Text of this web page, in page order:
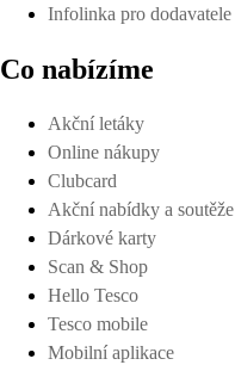
Infolinka pro dodavatele
Co nabízíme
Akční letáky
Online nákupy
Clubcard
Akční nabídky a soutěže
Dárkové karty
Scan & Shop
Hello Tesco
Tesco mobile
Mobilní aplikace